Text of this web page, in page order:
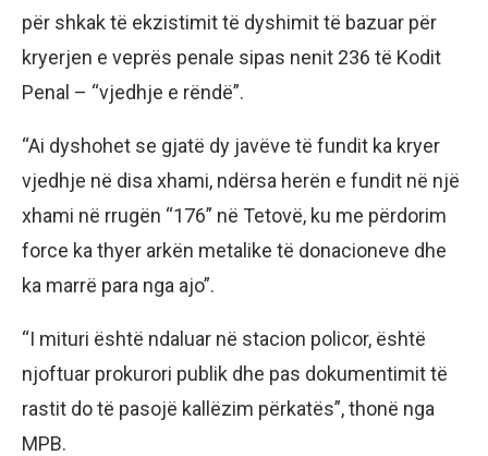
për shkak të ekzistimit të dyshimit të bazuar për
kryerjen e veprës penale sipas nenit 236 të Kodit
Penal – “vjedhje e rëndë”.
“Ai dyshohet se gjatë dy javëve të fundit ka kryer
vjedhje në disa xhami, ndërsa herën e fundit në një
xhami në rrugën “176” në Tetovë, ku me përdorim
force ka thyer arkën metalike të donacioneve dhe
ka marrë para nga ajo”.
“I mituri është ndaluar në stacion policor, është
njoftuar prokurori publik dhe pas dokumentimit të
rastit do të pasojë kallëzim përkatës”, thonë nga
MPB.